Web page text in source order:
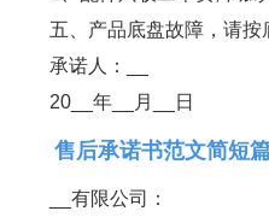
五、产品底盘故障，请按
承诺人：__
20__年__月__日
售后承诺书范文简短
__有限公司：